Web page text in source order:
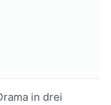
in drei